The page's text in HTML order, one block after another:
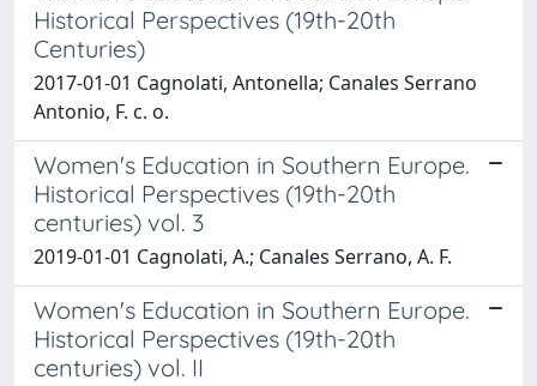
Historical Perspectives (19th-20th
Centuries)
2017-01-01 Cagnolati, Antonella; Canales Serrano
Antonio, F. c. o.
Women's Education in Southern Europe.
Historical Perspectives (19th-20th
centuries) vol. 3
2019-01-01 Cagnolati, A.; Canales Serrano, A. F.
Women's Education in Southern Europe.
Historical Perspectives (19th-20th
centuries) vol. II